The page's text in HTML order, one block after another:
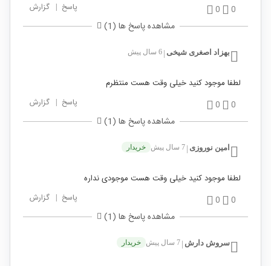
0
0 پاسخ | گزارش
مشاهده پاسخ ها (1)
بهزاد اصغری شیخی | 6 سال پیش
لطفا موجود کنید خیلی وقت هست منتظرم
0
0 پاسخ | گزارش
مشاهده پاسخ ها (1)
امین نوروزی | 7 سال پیش خریدار
لطفا موجود کنید خیلی وقت هست موجودی نداره
0
0 پاسخ | گزارش
مشاهده پاسخ ها (1)
سروش دارش | 7 سال پیش خریدار